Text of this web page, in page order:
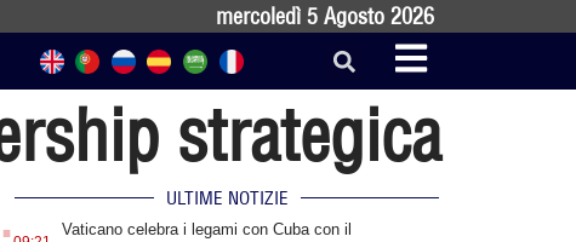
mercoledì 5 Agosto 2026
strategica
ULTIME NOTIZIE
.
Vaticano celebra i legami con Cuba con il